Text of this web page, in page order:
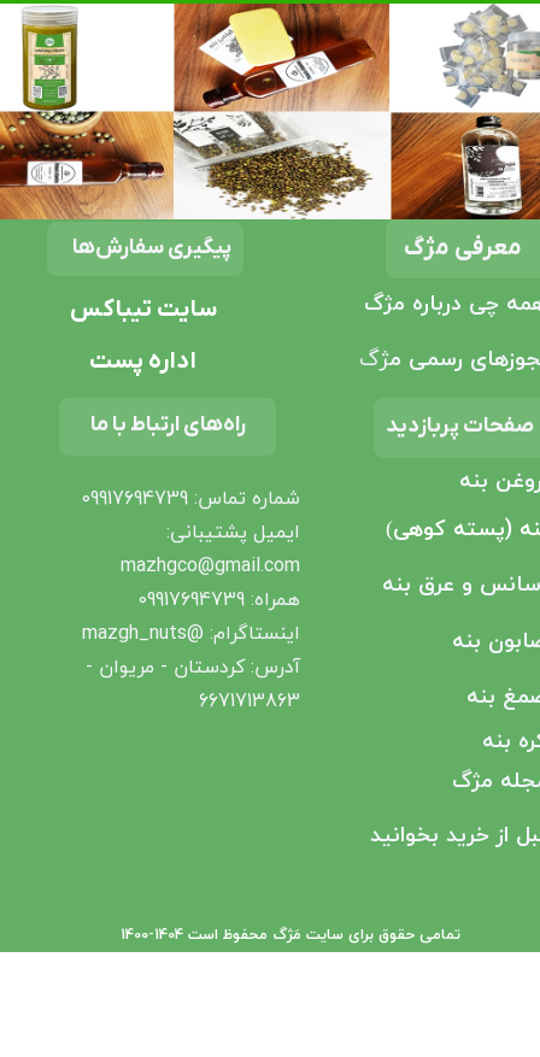
تمامی حقوق برای سایت مَژگ محفوظ است ​​​​​​​1404-1400
راه‌های ارتباط با ما
شماره تماس: 09917694739
ایمیل پشتیبانی‌:
mazhgco@gmail.com
همراه: 09917694739
اینستاگرام: @mazgh_nuts
آدرس: کردستان - مریوان -
6671713863​​​​​​​
پیگیری سفارش‌ها
سایت تیباکس
اداره پست
صفحات پربازدید
بنه
(پسته کوهی)
و عرق بنه
بنه
بنه
بنه
مژگ
معرفی مژگ
چی درباره مژگ
رسمی مژگ
از خرید بخوانید